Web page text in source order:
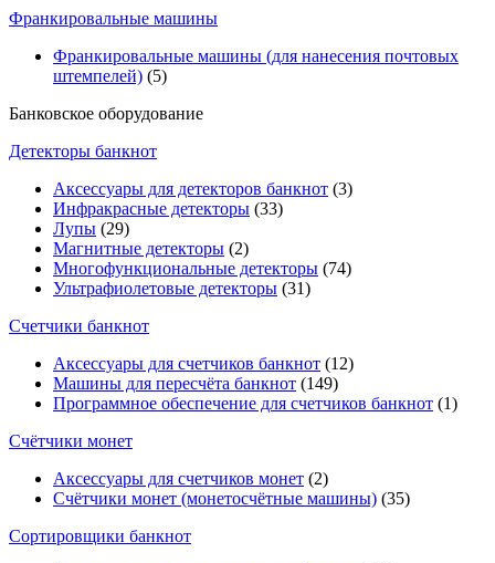
Франкировальные машины
Франкировальные машины (для нанесения почтовых
штемпелей) (5)
Банковское оборудование
Детекторы банкнот
Аксессуары для детекторов банкнот (3)
Инфракрасные детекторы (33)
Лупы (29)
Магнитные детекторы (2)
Многофункциональные детекторы (74)
Ультрафиолетовые детекторы (31)
Счетчики банкнот
Аксессуары для счетчиков банкнот (12)
Машины для пересчёта банкнот (149)
Программное обеспечение для счетчиков банкнот (1)
Счётчики монет
Аксессуары для счетчиков монет (2)
Счётчики монет (монетосчётные машины) (35)
Cортировщики банкнот